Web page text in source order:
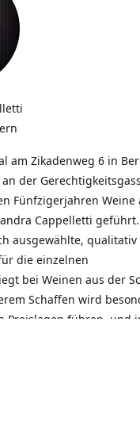
am Zikadenweg 6 in
der
Fünfzigerjahren Weine
Cappelletti
ausgewählte, qualitativ
die einzelnen
bei Weinen aus der
Schaffen wird
Preislagen führen, und